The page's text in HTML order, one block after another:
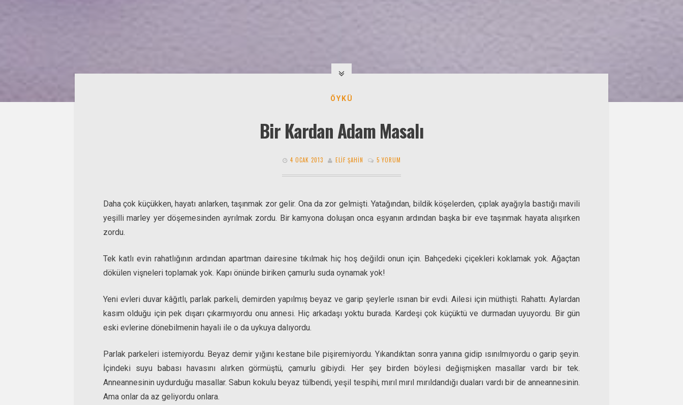
ÖYKÜ
Bir Kardan Adam Masalı
4 OCAK 2013 ELIF ŞAHIN 5 YORUM
Daha çok küçükken, hayatı anlarken, taşınmak zor gelir. Ona da zor gelmişti. Yatağından, bildik köşelerden, çıplak ayağıyla bastığı mavili
yeşilli marley yer döşemesinden ayrılmak zordu. Bir kamyona doluşan onca eşyanın ardından başka bir eve taşınmak hayata alışırken
zordu.
Tek katlı evin rahatlığının ardından apartman dairesine tıkılmak hiç hoş değildi onun için. Bahçedeki çiçekleri koklamak yok. Ağaçtan
dökülen vişneleri toplamak yok. Kapı önünde biriken çamurlu suda oynamak yok!
Yeni evleri duvar kâğıtlı, parlak parkeli, demirden yapılmış beyaz ve garip şeylerle ısınan bir evdi. Ailesi için müthişti. Rahattı. Aylardan
kasım olduğu için pek dışarı çıkarmıyordu onu annesi. Hiç arkadaşı yoktu burada. Kardeşi çok küçüktü ve durmadan uyuyordu. Bir gün
eski evlerine dönebilmenin hayali ile o da uykuya dalıyordu.
Parlak parkeleri istemiyordu. Beyaz demir yığını kestane bile pişiremiyordu. Yıkandıktan sonra yanına gidip ısınılmıyordu o garip şeyin.
İçindeki suyu babası havasını alırken görmüştü, çamurlu gibiydi. Her şey birden böylesi değişmişken masallar vardı bir tek.
Anneannesinin uydurduğu masallar. Sabun kokulu beyaz tülbendi, yeşil tespihi, mırıl mırıl mırıldandığı duaları vardı bir de anneannesinin.
Ama onlar da az geliyordu onlara.